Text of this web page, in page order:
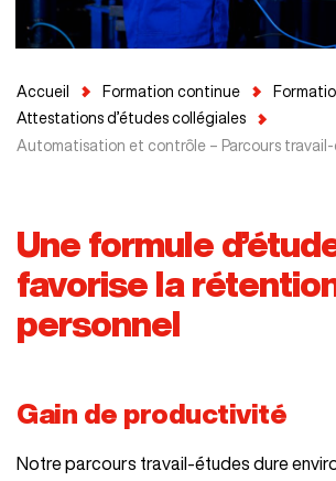
Accueil Formation continue
Attestations d’études collégiales
Automatisation et contrôle – Parcours
Une formule
favorise la
personnel
Gain de productivité
Notre parcours travail-études dure